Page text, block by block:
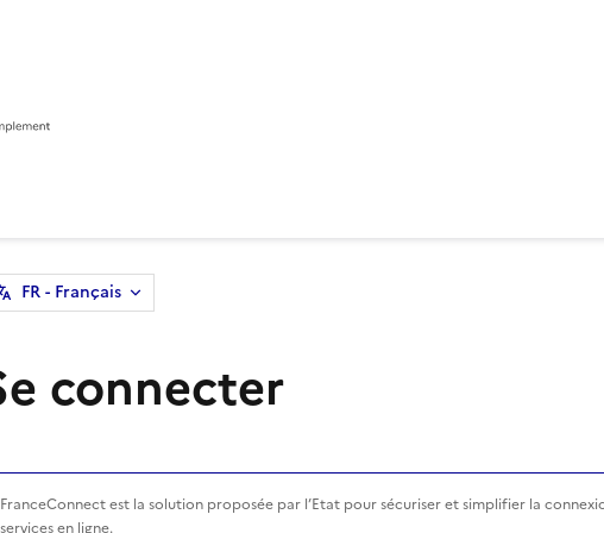
FR - Français
connecter
avec FranceConnect
FranceConnect est la solution proposée par l’Etat pour sécuriser et simplifier la
services en ligne.